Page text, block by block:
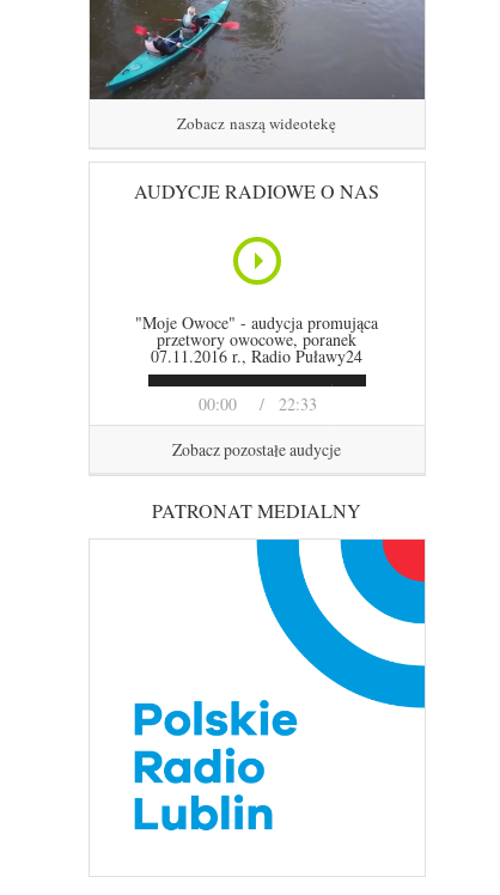
Zobacz naszą wideotekę
AUDYCJE RADIOWE O NAS
00:00 22:33
"Moje Owoce" - audycja promująca
przetwory owocowe, poranek
07.11.2016 r., Radio Puławy24
Zobacz pozostałe audycje
PATRONAT MEDIALNY